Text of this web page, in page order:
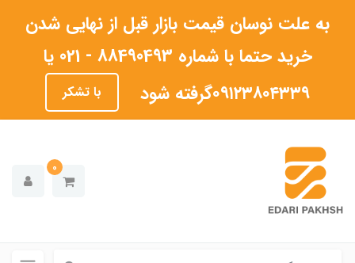
به علت نوسان قیمت بازار قبل از نهایی شدن
خرید حتما با شماره 88490493 - 021 یا
۰۹۱۲۳۸۰۴۳۳۹گرفته شود
با تشکر
0